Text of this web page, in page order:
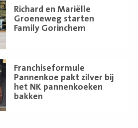
Richard en Mariëlle
Groeneweg starten
Family Gorinchem
Franchiseformule
Pannenkoe pakt zilver bij
het NK pannenkoeken
bakken